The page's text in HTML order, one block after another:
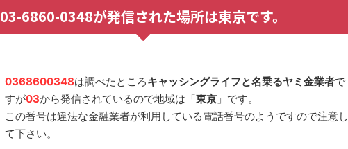
03-6860-0348が発信された場所は東京です。
0368600348は調べたところキャッシングライフと名乗るヤミ金業者で
すが03から発信されているので地域は「東京 」です。
この番号は違法な金融業者が利用している電話番号のようですので注意し
て下さい。